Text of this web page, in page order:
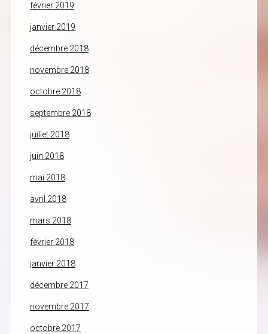
février 2019
janvier 2019
décembre 2018
novembre 2018
octobre 2018
septembre 2018
juillet 2018
juin 2018
mai 2018
avril 2018
mars 2018
février 2018
janvier 2018
décembre 2017
novembre 2017
octobre 2017